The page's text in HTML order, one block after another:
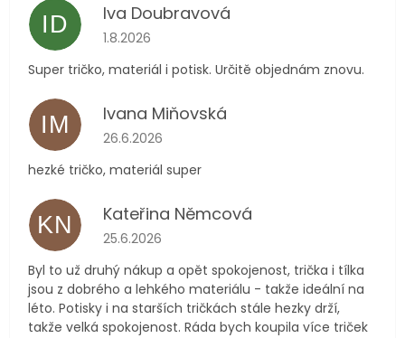
ID Iva Doubravová
Hodnocení obchodu je 5 z 5 hvězdiček.
1.8.2026
Super tričko, materiál i potisk. Určitě objednám znovu.
IM Ivana Miňovská
Hodnocení obchodu je 5 z 5 hvězdiček.
26.6.2026
hezké tričko, materiál super
KN Kateřina Němcová
Hodnocení obchodu je 5 z 5 hvězdiček.
25.6.2026
Byl to už druhý nákup a opět spokojenost, trička i tílka
jsou z dobrého a lehkého materiálu - takže ideální na
léto. Potisky i na starších tričkách stále hezky drží,
takže velká spokojenost. Ráda bych koupila více triček